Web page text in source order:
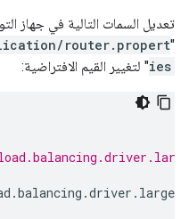
تعديل السمات التالية في جهاز
"
router.propert
ies" لتغيير القيم الافتراضية:
.balancing .driver . large